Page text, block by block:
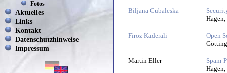
Fotos
Aktuelles
Links
Kontakt
Datenschutzhinweise
Impressum
Biljana Cubaleska
Firoz Kaderali
Open
Martin Eller
Spam-